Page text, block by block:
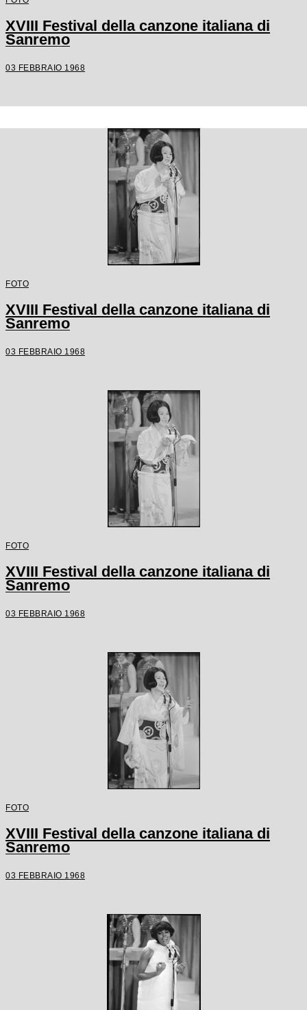
XVIII Festival della canzone italiana di
Sanremo
03 FEBBRAIO 1968
FOTO
XVIII Festival della canzone italiana di
Sanremo
03 FEBBRAIO 1968
FOTO
XVIII Festival della canzone italiana di
Sanremo
03 FEBBRAIO 1968
FOTO
XVIII Festival della canzone italiana di
Sanremo
03 FEBBRAIO 1968